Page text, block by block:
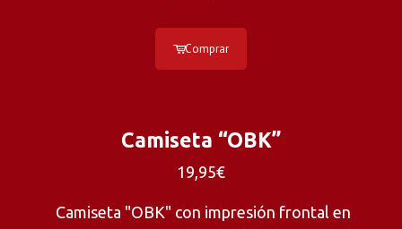
Comprar
Camiseta “OBK”
19,95€
Camiseta "OBK" con impresión frontal en